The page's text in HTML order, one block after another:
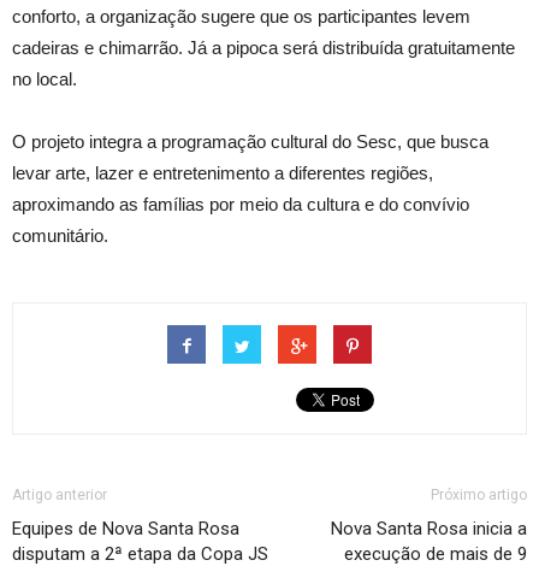
conforto, a organização sugere que os participantes levem
cadeiras e chimarrão. Já a pipoca será distribuída gratuitamente
no local.
O projeto integra a programação cultural do Sesc, que busca
levar arte, lazer e entretenimento a diferentes regiões,
aproximando as famílias por meio da cultura e do convívio
comunitário.
Artigo anterior
Equipes de Nova Santa Rosa
disputam a 2ª etapa da Copa JS
Próximo artigo
Nova Santa Rosa inicia a
execução de mais de 9